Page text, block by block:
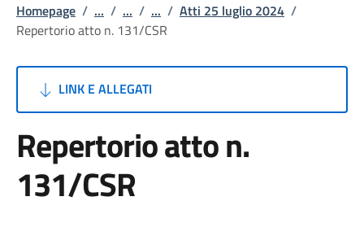
Homepage / ... / ... / ... / Atti 25 luglio 2024 /
Repertorio atto n. 131/CSR
LINK E ALLEGATI
Repertorio atto n.
131/CSR